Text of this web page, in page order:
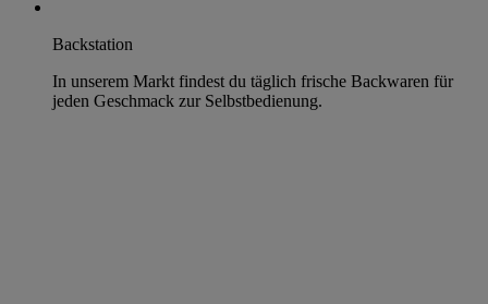
Backstation
In unserem Markt findest du täglich frische Backwaren für
jeden Geschmack zur Selbstbedienung.